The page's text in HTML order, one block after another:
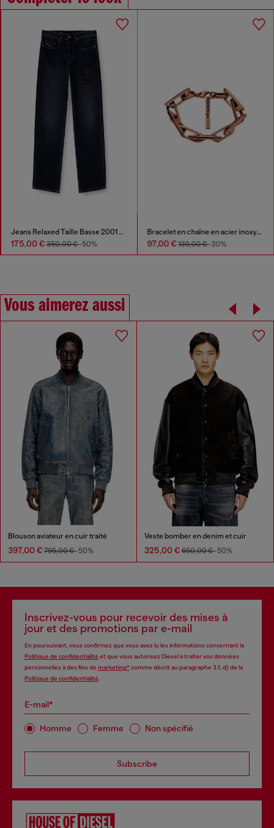
Jeans Relaxed Taille Basse 2001 D-Macro
175,00 €350,00 €-50%
Bracelet en chaîne en acier inoxydable
97,00 €139,00 €-30%
Vous aimerez aussi
Blouson aviateur en cuir traité
397,00 € 795,00 €-50%
Veste bomber en denim et cuir
325,00 € 650,00 €-50%
Inscrivez-vous pour recevoir des mises à
jour et des promotions par e-mail
En poursuivant, vous confirmez que vous avez lu les informations concernant la
Politique de confidentialité et que vous autorisez Diesel à traiter vos données
personnelles à des fins de marketing*comme décrit au paragraphe 3.1, d) de la
Politique de confidentialité
E-mail*
Homme Femme Non spécifié
Subscribe